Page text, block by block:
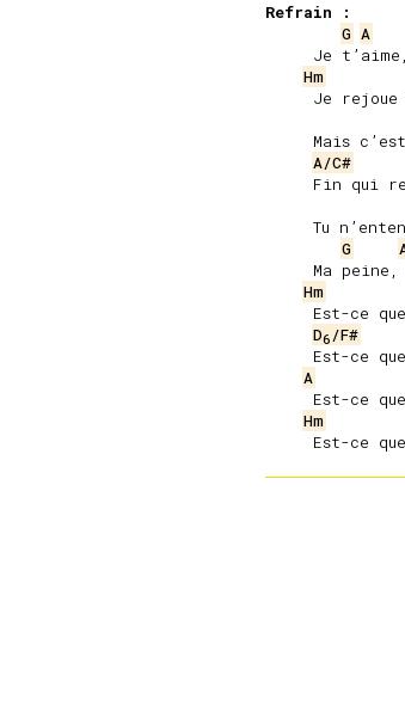
Refrain :
G A
Je
Hm
Je rejoue
Mais
A/C#
Fin qui
Tu
G
Ma peine,
Hm
Est-ce
D6 /F#
Est-ce
A
Est-ce
Hm